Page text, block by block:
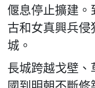
偃息停止擴建。
古和女真興兵侵
城。
長城跨越戈壁